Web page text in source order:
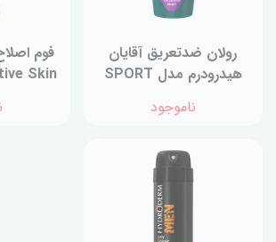
رولان ضدتعریق آقایان
هیدرودرم مدل SPORT
ناموجود
فوم